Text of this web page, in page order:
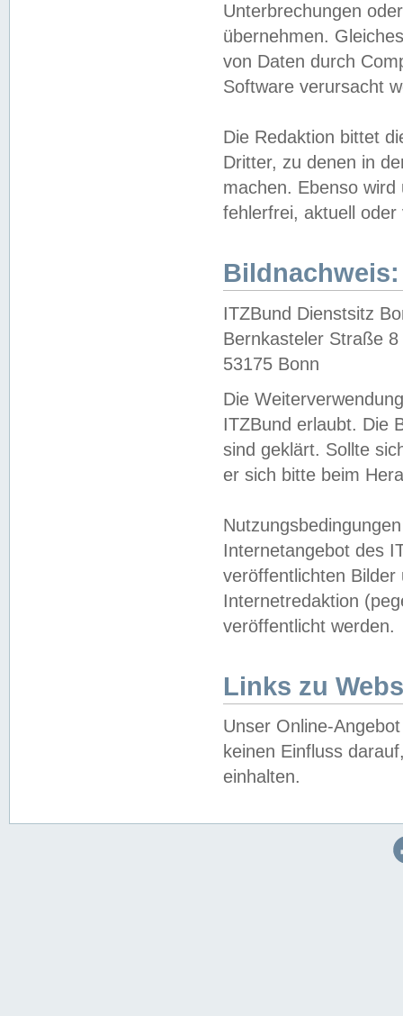
Unterbrechungen
übernehmen.
von Daten durch
Software verursacht
Die Redaktion bittet
Dritter, zu denen in
machen. Ebenso
fehlerfrei, aktuell oder
Bildnachweis:
ITZBund Dienstsitz
Bernkasteler Straße 8
53175 Bonn
Die
ITZBund erlaubt. Die
sind geklärt. Sollte
er sich bitte beim
Internetangebot des
veröffentlichten
Internetredaktion
veröffentlicht werden.
Links zu
Unser Online-
keinen Einfluss
einhalten.